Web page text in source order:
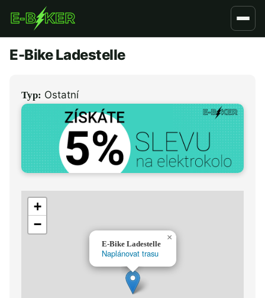
obsahu
E-Bike Ladestelle
Typ: Ostatní
E-Bike Ladestelle
Naplánovat trasu
×
+
−